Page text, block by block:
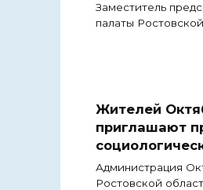
Заместитель
палаты Ростовской
Жителей
приглашают
Администрация
Ростовской